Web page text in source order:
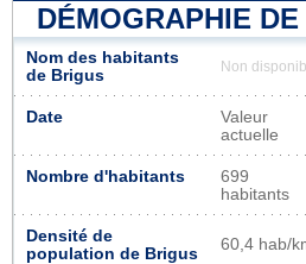
DÉMOGRAPHIE
Nom des habitants
de Brigus
Non
Date
Valeur
actuelle
Nombre d'habitants
699
habitants
Densité de
population de Brigus
60,4 hab/